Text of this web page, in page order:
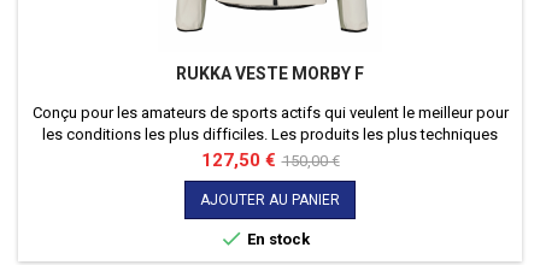
RUKKA VESTE MORBY F
Conçu pour les amateurs de sports actifs qui veulent le meilleur pour
les conditions les plus difficiles. Les produits les plus techniques
répondent aux plus hauts standards de qualité et de fonctionnalité. -
Sans doublure. - Ourlet arrière plus long et protecteur. - Bande en
silicone antidérapant au niveau de l'ourlet.
Prix
127,50 € Prix
de
base
150,00 €
AJOUTER AU PANIER
 En stock